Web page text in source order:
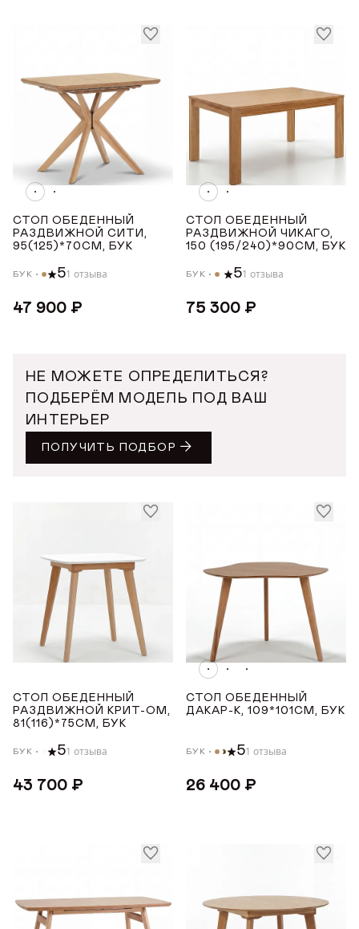
ДЛИНА ТОВАРА (СМ)
до
ШИРИНА ТОВАРА (СМ)
ВЫСОТА ТОВАРА (СМ)
от до
СТОЛ ОБЕДЕННЫЙ
РАЗДВИЖНОЙ СИТИ,
95(125)*70СМ, БУК
БУК 51 отзыва
47 900 ₽
СТОЛ ОБЕДЕННЫЙ
РАЗДВИЖНОЙ ЧИКАГО,
150 (195/240)*90СМ, БУК
БУК 51 отзыва
75 300 ₽
НЕ МОЖЕТЕ ОПРЕДЕЛИТЬСЯ?
ПОДБЕРЁМ МОДЕЛЬ ПОД ВАШ
ИНТЕРЬЕР
ПОЛУЧИТЬ ПОДБОР
СТОЛ ОБЕДЕННЫЙ
РАЗДВИЖНОЙ КРИТ-ОМ,
81(116)*75СМ, БУК
БУК 51 отзыва
43 700 ₽
СТОЛ ОБЕДЕННЫЙ
ДАКАР-К, 109*101СМ, БУК
БУК 51 отзыва
26 400 ₽